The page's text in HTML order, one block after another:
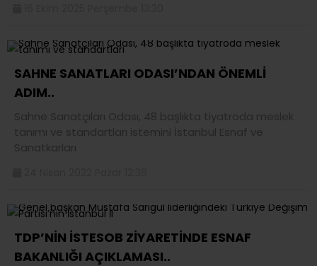
SAHNE SANATLARI ODASI’NDAN ÖNEMLİ
ADIM..
Sahne Sanatçıları Odası, 48 başlıkta tiyatroda meslek
tanımı ve standartları istemini İstanbul Esnaf ve
Sanatkarları
TDP’NİN İSTESOB ZİYARETİNDE ESNAF
BAKANLIĞI AÇIKLAMASI..